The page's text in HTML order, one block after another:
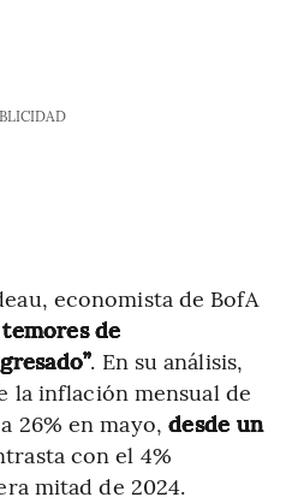
economista de BofA
temores de
. En su análisis,
la inflación mensual de
26% en mayo, desde un
con el 4%
mitad de 2024.